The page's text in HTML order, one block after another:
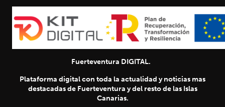
Fuerteventura DIGITAL.
Plataforma digital con toda la actualidad y noticias mas
destacadas de Fuerteventura y del resto de las Islas
Canarias.